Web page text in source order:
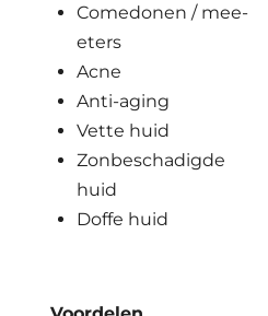
Comedonen / mee-
eters
Acne
Anti-aging
Vette huid
Zonbeschadigde
huid
Doffe huid